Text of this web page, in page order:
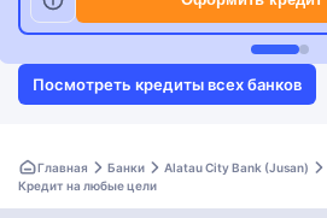
Посмотреть кредиты всех банков
Главная Банки Alatau City Bank (Jusan)
Кредит на любые цели